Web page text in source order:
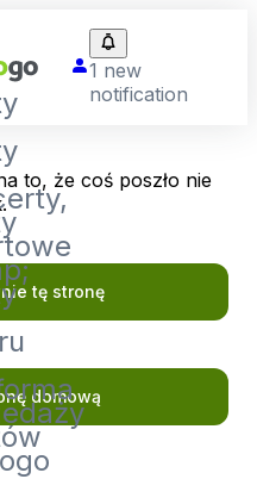
1 new
notification
to, że coś poszło nie
tę stronę
domową